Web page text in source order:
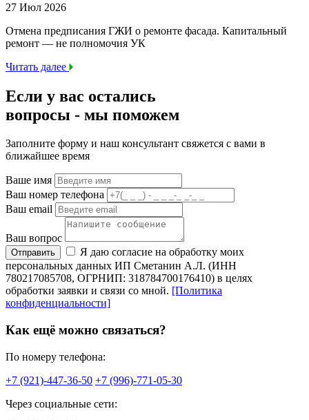
27 Июл 2026
Отмена предписания ГЖИ о ремонте фасада. Капитальный
ремонт — не полномочия УК
Читать далее
Если у вас остались
вопросы - мы поможем
Заполните форму и наш консультант свяжется с вами в
ближайшее время
Ваше имя
Ваш номер телефона
Ваш email
Ваш вопрос
Отправить
Я даю согласие на обработку моих
персональных данных ИП Сметанин А.Л. (ИНН
780217085708, ОГРНИП: 318784700176410) в целях
обработки заявки и связи со мной. [Политика
конфиденциальности]
Как ещё можно связаться?
По номеру телефона:
+7 (921)-447-36-50 +7 (996)-771-05-30
Через социальные сети: